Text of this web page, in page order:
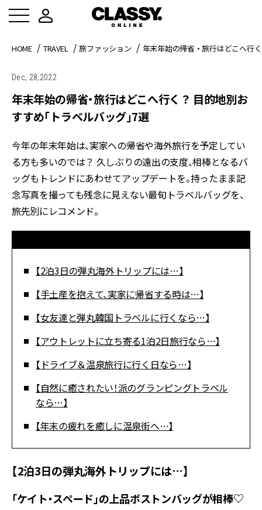
HOME TRAVEL 旅ファッション 年末年始の帰省・旅行はどこへ行
Dec, 28,2022
年末年始の帰省・旅行はどこへ行く？ 目的地別お
すすめ「トラベルバッグ」7選
今年の年末年始は、実家への帰省や海外旅行を予定してい
る方も多いのでは？ 久しぶりの遠出の支度、相棒となるバ
ッグもトレンドにあわせてアップデートを。持ったまま記
念写真を撮っても残念に見えない最旬トラベルバッグを、
旅先別にレコメンド。
【2泊3日の弾丸海外トリップには…】
【手土産を抱えて、実家に帰省する時は…】
【女友達と弾丸韓国トラベルに行くなら…】
【アウトレットに立ち寄る1泊2日旅行なら…】
【ドライブ＆温泉旅行に行く日なら…】
【自然に癒されたい！派のグランピングトラベル
なら…】
【年末の疲れを癒しに温泉街へ…】
【2泊3日の弾丸海外トリップには…】
「ケイト・スペード」の上品ボストンバッグが相棒♡